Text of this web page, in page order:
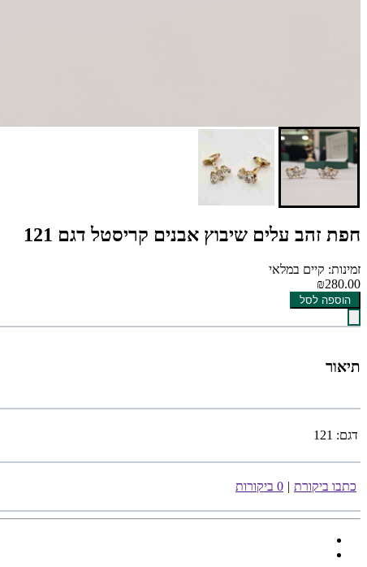
חפת זהב עלים שיבוץ אבנים קריסטל דגם 121
זמינות: קיים במלאי
₪280.00
הוספה לסל
תיאור
דגם: 121
כתבו ביקורת | 0 ביקורות